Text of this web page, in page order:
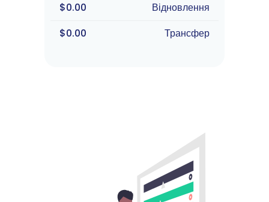
$0.00
Відновлення
$0.00
Трансфер